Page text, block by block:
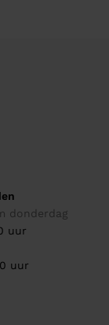
donderdag
uur
uur